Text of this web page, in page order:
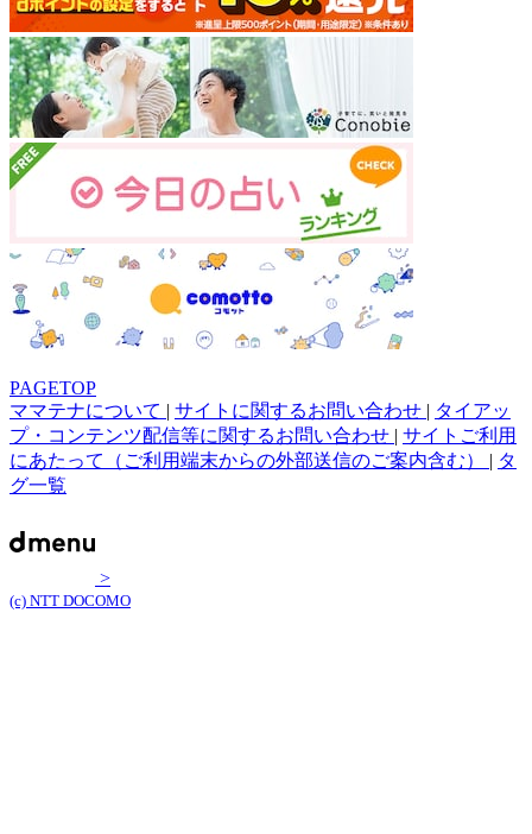
PAGETOP
ママテナについて | サイトに関するお問い合わせ | タイアッ
プ・コンテンツ配信等に関するお問い合わせ | サイトご利用
にあたって（ご利用端末からの外部送信のご案内含む） | タ
グ一覧
>
(c) NTT DOCOMO